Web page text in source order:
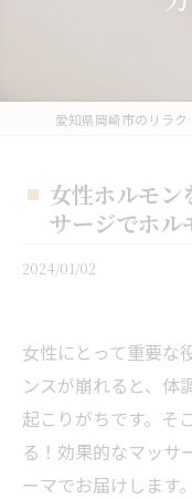
愛知県岡崎
女性ホルモン
サージでホル
2024/01/02
女性にとって重要な
ンスが崩れると、体
起こりがちです。そ
る！効果的なマッサ
ーマでお届けします